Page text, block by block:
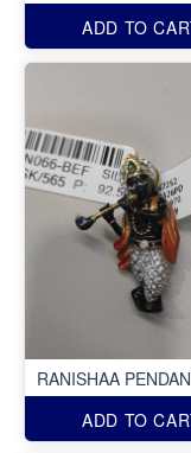
ADD TO
RANISHAA
ADD TO